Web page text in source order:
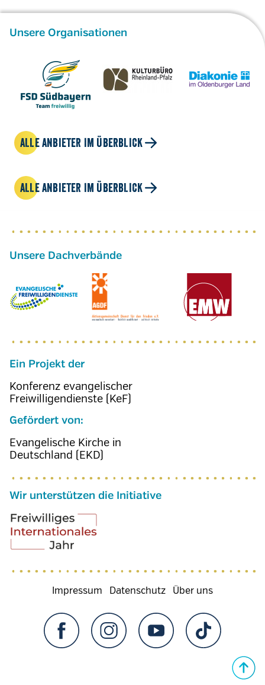
Unsere Organisationen
ALLE ANBIETER IM ÜBERBLICK
ALLE ANBIETER IM ÜBERBLICK
Ein Projekt der
Konferenz evangelischer
Freiwilligendienste (KeF)
Gefördert von:
Evangelische Kirche in
Deutschland (EKD)
Wir unterstützen die Initiative
Fußzeilenmenü
Impressum Datenschutz Über uns